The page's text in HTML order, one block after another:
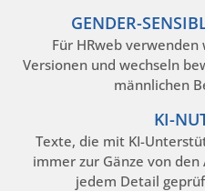
GENDER-
Für HRweb
Versionen und wechseln
männlichen
KI-
Texte, die mit KI-
immer zur Gänze von
jedem Detail